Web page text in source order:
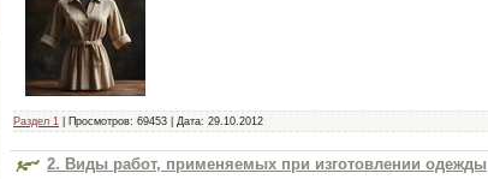
Раздел 1 | Просмотров: 69453 | Дата: 29.10.2012
2. Виды работ, применяемых при изготовлении одежды